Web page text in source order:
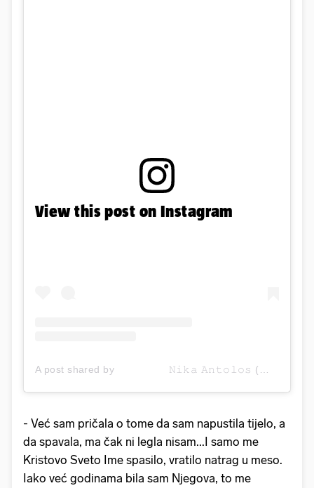
View this post on Instagram
- Već sam pričala o tome da sam napustila tijelo, a
da spavala, ma čak ni legla nisam...I samo me
Kristovo Sveto Ime spasilo, vratilo natrag u meso.
Iako već godinama bila sam Njegova, to me